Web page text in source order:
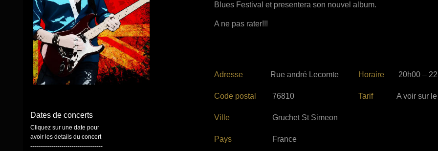
Blues Festival et presentera son nouvel album.
A ne pas rater!!!
Adresse Rue andré Lecomte Horaire 20h00 –
Code postal 76810 Tarif A voir sur
Ville Gruchet St Simeon
Pays France
Dates de concerts
Cliquez sur une date pour
avoir les details du concert
-------------------------------------